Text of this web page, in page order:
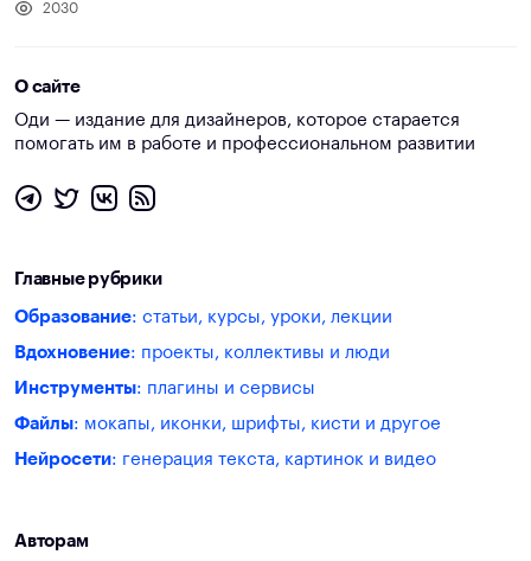
2030
О сайте
Оди — издание для дизайнеров, которое старается
помогать им в работе и профессиональном развитии
Главные рубрики
Образование: статьи, курсы, уроки, лекции
Вдохновение: проекты, коллективы и люди
Инструменты: плагины и сервисы
Файлы: мокапы, иконки, шрифты, кисти и другое
Нейросети: генерация текста, картинок и видео
Авторам